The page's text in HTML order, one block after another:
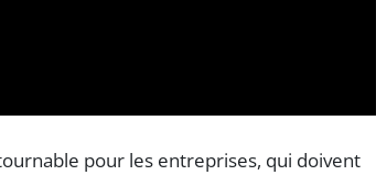
pour les entreprises, qui doivent